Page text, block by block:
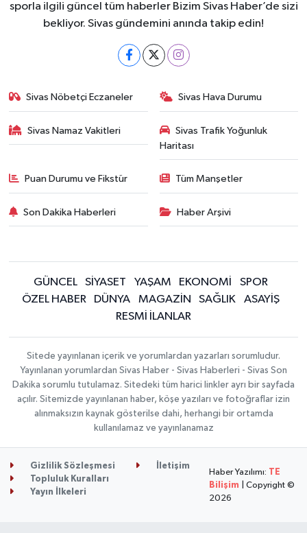
sporla ilgili güncel tüm haberler Bizim Sivas Haber’de sizi
bekliyor. Sivas gündemini anında takip edin!
Sivas Nöbetçi Eczaneler Sivas Hava Durumu
Sivas Namaz Vakitleri
Sivas Trafik Yoğunluk
Haritası
Puan Durumu ve Fikstür Tüm Manşetler
Son Dakika Haberleri Haber Arşivi
GÜNCEL SİYASET YAŞAM EKONOMİ
SPOR
ÖZEL HABER
DÜNYA MAGAZİN SAĞLIK
ASAYİŞ
RESMİ İLANLAR
Sitede yayınlanan içerik ve yorumlardan yazarları sorumludur.
Yayınlanan yorumlardan Sivas Haber - Sivas Haberleri - Sivas Son
Dakika sorumlu tutulamaz. Sitedeki tüm harici linkler ayrı bir sayfada
açılır. Sitemizde yayınlanan haber, köşe yazıları ve fotoğraflar izin
alınmaksızın kaynak gösterilse dahi, herhangi bir ortamda
kullanılamaz ve yayınlanamaz
Gizlilik Sözleşmesi
İletişim
Topluluk Kuralları
Yayın İlkeleri
Haber Yazılımı: TE
Bilişim | Copyright ©
2026